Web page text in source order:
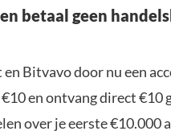
betaal geen
Bitvavo door nu een
en ontvang direct €10
over je eerste €10.000